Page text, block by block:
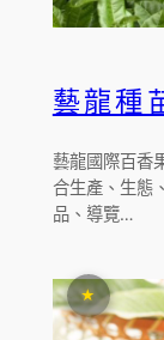
藝龍種
藝龍國際百香
合生產、生態
品、導覽…
★